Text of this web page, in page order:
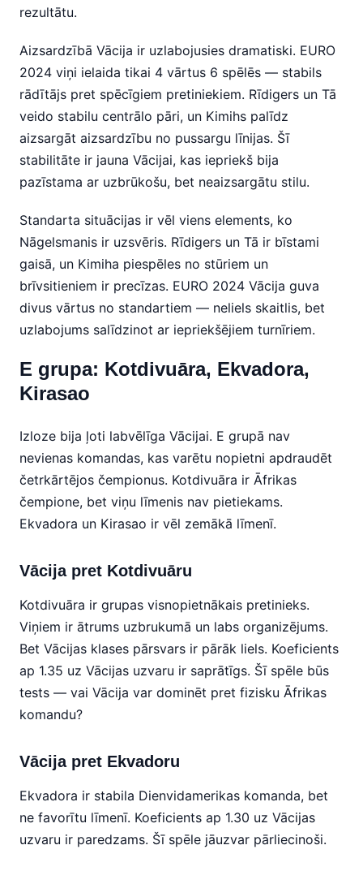
rezultātu.
Aizsardzībā Vācija ir uzlabojusies dramatiski. EURO
2024 viņi ielaida tikai 4 vārtus 6 spēlēs — stabils
rādītājs pret spēcīgiem pretiniekiem. Rīdigers un Tā
veido stabilu centrālo pāri, un Kimihs palīdz
aizsargāt aizsardzību no pussargu līnijas. Šī
stabilitāte ir jauna Vācijai, kas iepriekš bija
pazīstama ar uzbrūkošu, bet neaizsargātu stilu.
Standarta situācijas ir vēl viens elements, ko
Nāgelsmanis ir uzsvēris. Rīdigers un Tā ir bīstami
gaisā, un Kimiha piespēles no stūriem un
brīvsitieniem ir precīzas. EURO 2024 Vācija guva
divus vārtus no standartiem — neliels skaitlis, bet
uzlabojums salīdzinot ar iepriekšējiem turnīriem.
E grupa: Kotdivuāra, Ekvadora,
Kirasao
Izloze bija ļoti labvēlīga Vācijai. E grupā nav
nevienas komandas, kas varētu nopietni apdraudēt
četrkārtējos čempionus. Kotdivuāra ir Āfrikas
čempione, bet viņu līmenis nav pietiekams.
Ekvadora un Kirasao ir vēl zemākā līmenī.
Vācija pret Kotdivuāru
Kotdivuāra ir grupas visnopietnākais pretinieks.
Viņiem ir ātrums uzbrukumā un labs organizējums.
Bet Vācijas klases pārsvars ir pārāk liels. Koeficients
ap 1.35 uz Vācijas uzvaru ir saprātīgs. Šī spēle būs
tests — vai Vācija var dominēt pret fizisku Āfrikas
komandu?
Vācija pret Ekvadoru
Ekvadora ir stabila Dienvidamerikas komanda, bet
ne favorītu līmenī. Koeficients ap 1.30 uz Vācijas
uzvaru ir paredzams. Šī spēle jāuzvar pārliecinoši.